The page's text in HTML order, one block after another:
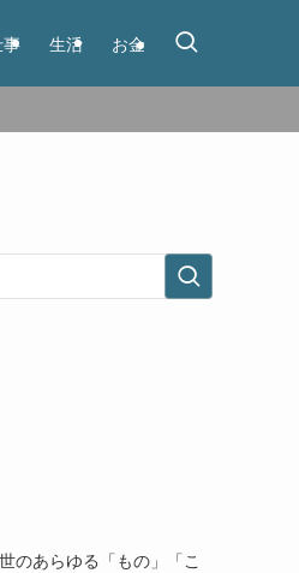
生活 お金
のあらゆる「もの」「こ